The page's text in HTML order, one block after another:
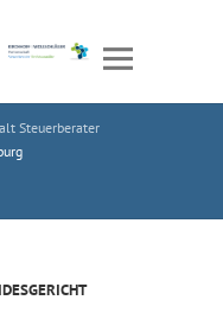
Steuerberater